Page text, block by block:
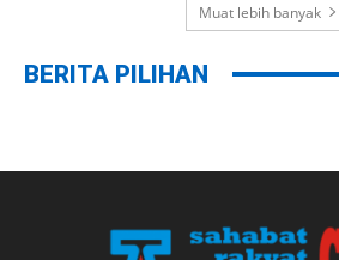
Muat lebih banyak
BERITA PILIHAN